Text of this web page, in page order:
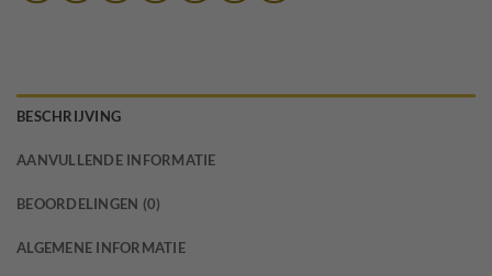
BESCHRIJVING
AANVULLENDE INFORMATIE
BEOORDELINGEN (0)
ALGEMENE INFORMATIE